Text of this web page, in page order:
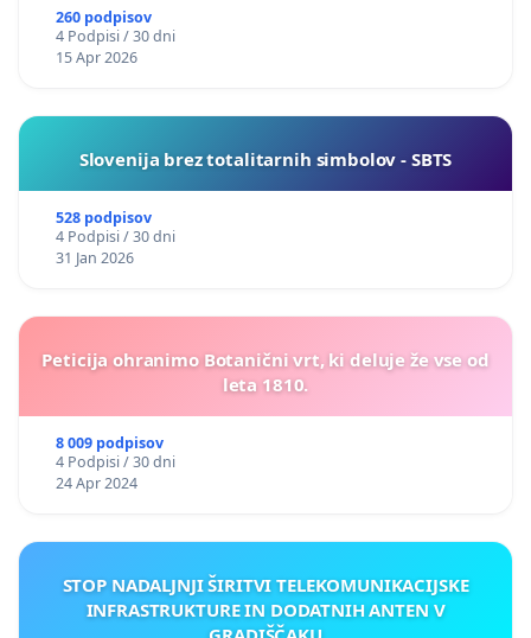
260 podpisov
4 Podpisi / 30 dni
15 Apr 2026
Slovenija brez totalitarnih simbolov - SBTS
528 podpisov
4 Podpisi / 30 dni
31 Jan 2026
Peticija ohranimo Botanični vrt, ki deluje že vse od
leta 1810.
8 009 podpisov
4 Podpisi / 30 dni
24 Apr 2024
STOP NADALJNJI ŠIRITVI TELEKOMUNIKACIJSKE
INFRASTRUKTURE IN DODATNIH ANTEN V